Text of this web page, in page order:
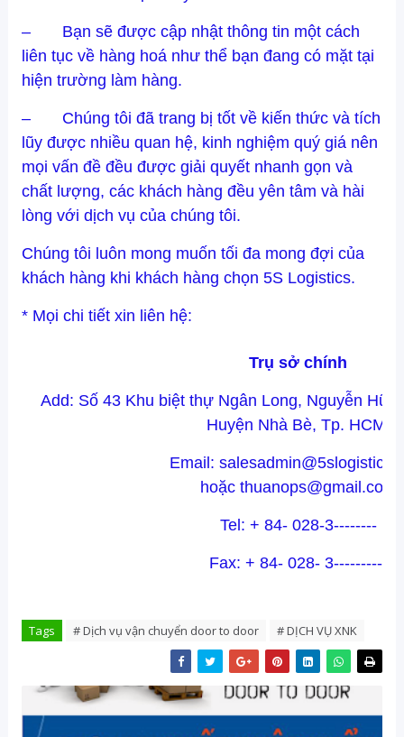
– Bạn sẽ được cập nhật thông tin một cách
liên tục về hàng hoá như thể bạn đang có mặt tại
hiện trường làm hàng.
– Chúng tôi đã trang bị tốt về kiến thức và tích
lũy được nhiều quan hệ, kinh nghiệm quý giá nên
mọi vấn đề đều được giải quyết nhanh gọn và
chất lượng, các khách hàng đều yên tâm và hài
lòng với dịch vụ của chúng tôi.
Chúng tôi luôn mong muốn tối đa mong đợi của
khách hàng khi khách hàng chọn 5S Logistics.
* Mọi chi tiết xin liên hệ:
Trụ sở chính
Add: Số 43 Khu biệt thự Ngân Long, Nguyễn
Huyện Nhà Bè, Tp. HCM.
Email:
hoặc thuanops@gmail.com
Tel: + 84- 028-3--------
Fax: + 84- 028- 3----------
Tags # Dịch vụ vận chuyển door to door # DỊCH VỤ XNK